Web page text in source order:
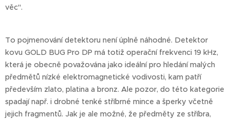
věc".
To pojmenování detektoru není úplně náhodné. Detektor
kovu GOLD BUG Pro DP má totiž operační frekvenci 19 kHz,
která je obecně považována jako ideální pro hledání malých
předmětů nízké elektromagnetické vodivosti, kam patří
především zlato, platina a bronz. Ale pozor, do této kategorie
spadají např. i drobné tenké stříbrné mince a šperky včetně
jejich fragmentů. Jak je ale možné, že předměty ze stříbra,